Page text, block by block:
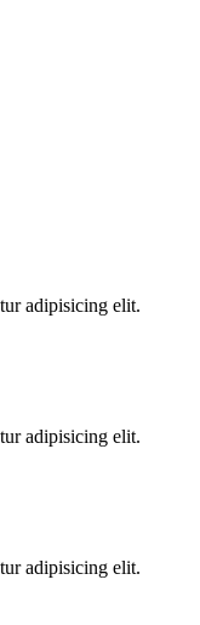
adipisicing elit.
adipisicing elit.
adipisicing elit.